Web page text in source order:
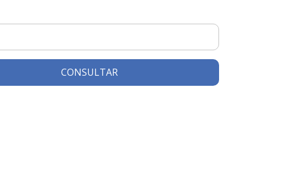
CONSULTAR